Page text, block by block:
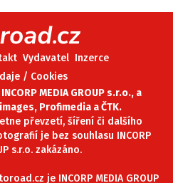
Vydavatel Inzerce
/ Cookies
MEDIA GROUP s.r.o., a
Profimedia a ČTK.
převzetí, šíření či dalšího
je bez souhlasu INCORP
s.r.o. zakázáno.
je INCORP MEDIA GROUP